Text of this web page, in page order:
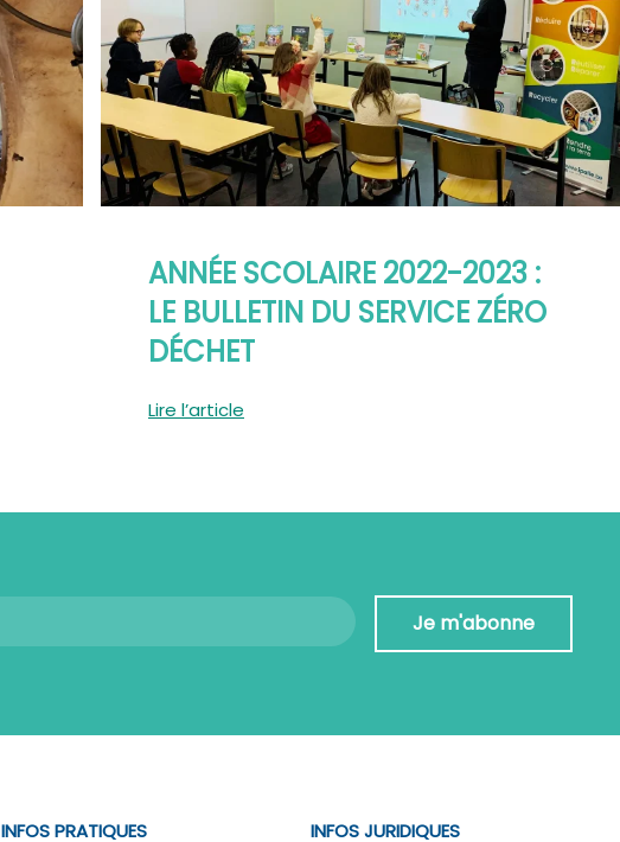
ANNÉE SCOLAIRE 2022-2023 :
LE BULLETIN DU SERVICE ZÉRO
DÉCHET
Lire l’article
Je m'abonne
INFOS PRATIQUES INFOS JURIDIQUES